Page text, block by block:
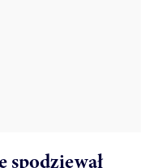
spodziewał